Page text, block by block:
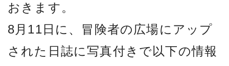
おきます。
8月11日に、冒険者の広場にアップ
された日誌に写真付きで以下の情報